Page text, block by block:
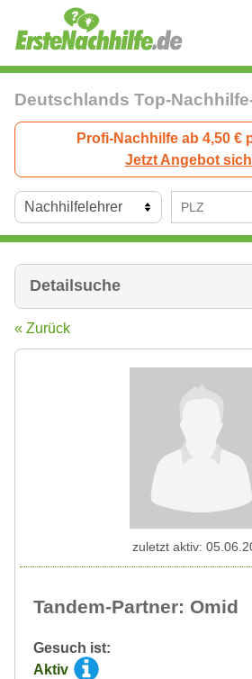
Deutschlands Top-
Profi-Nachhilfe ab 4,50 €
Jetzt Angebot
Detailsuche
« Zurück
Tandem-Partner: Omid
Gesuch ist:
Aktiv
zuletzt aktiv: